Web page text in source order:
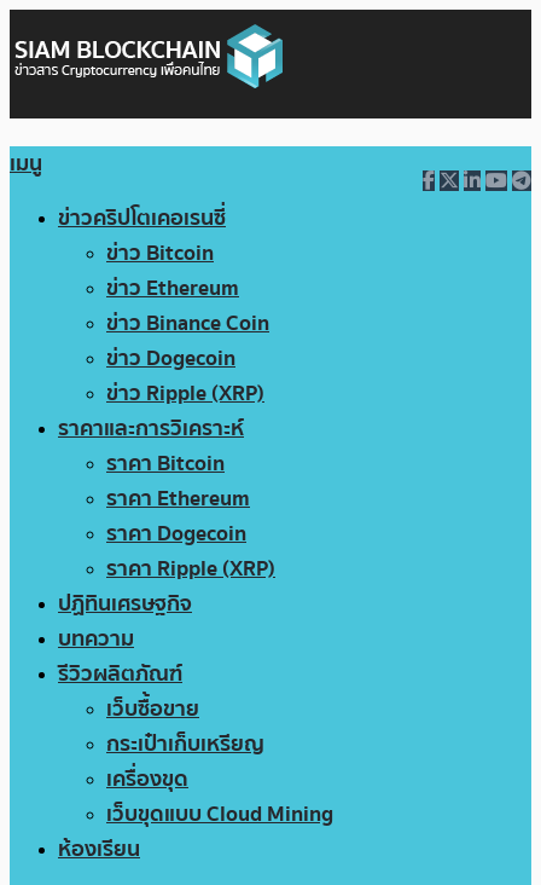
เมนู
ข่าวคริปโตเคอเรนซี่
ข่าว Bitcoin
ข่าว Ethereum
ข่าว Binance Coin
ข่าว Dogecoin
ข่าว Ripple (XRP)
ราคาและการวิเคราะห์
ราคา Bitcoin
ราคา Ethereum
ราคา Dogecoin
ราคา Ripple (XRP)
ปฏิทินเศรษฐกิจ
บทความ
รีวิวผลิตภัณฑ์
เว็บซื้อขาย
กระเป๋าเก็บเหรียญ
เครื่องขุด
เว็บขุดแบบ Cloud Mining
ห้องเรียน